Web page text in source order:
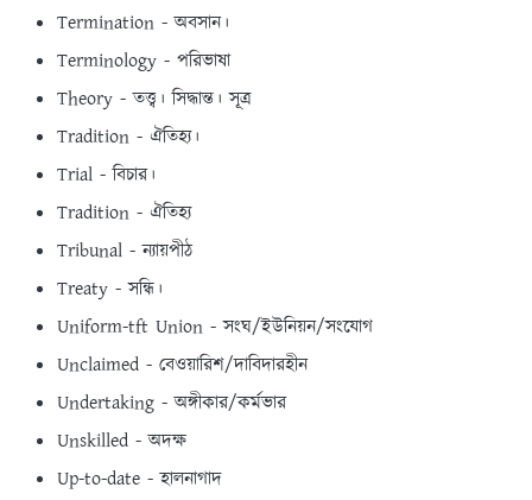
Termination - অবসান।
Terminology - পরিভাষা
Theory - তত্ত্ব। সিদ্ধান্ত। সূত্র
Tradition - ঐতিহ্য।
Trial - বিচার।
Tradition - ঐতিহ্য
Tribunal - ন্যায়পীঠ
Treaty - সন্ধি।
Uniform-tft Union - সংঘ/ইউনিয়ন/সংযােগ
Unclaimed - বেওয়ারিশ/দাবিদারহীন
Undertaking - অঙ্গীকার/কর্মভার
Unskilled - অদক্ষ
Up-to-date - হালনাগাদ